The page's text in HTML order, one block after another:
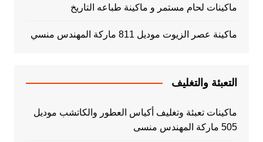
ماكينات لحام مستمر و ماكينة طباعه التاريخ
ماكينة عصر الزيوت موديل 811 ماركة المهندس منسي
التعبئة والتغليف
ماكينات تعبئة وتغليف أكياس العطور والكاتشب موديل
505 ماركة المهندس منسى